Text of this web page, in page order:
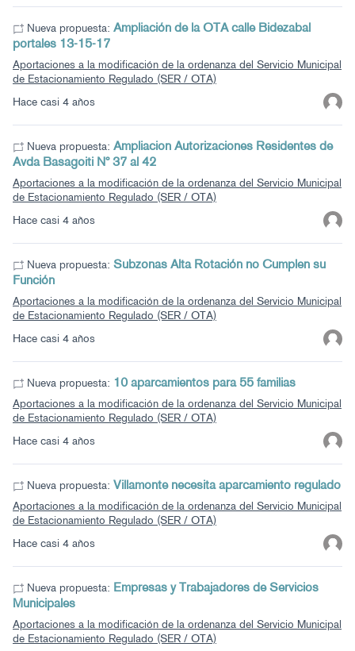
Hace casi 4 años
Nueva propuesta: Ampliación de la OTA calle Bidezabal
portales 13-15-17
Aportaciones a la modificación de la ordenanza del Servicio Municipal
de Estacionamiento Regulado (SER / OTA)
Hace casi 4 años
Nueva propuesta: Ampliacion Autorizaciones Residentes de
Avda Basagoiti Nº 37 al 42
Aportaciones a la modificación de la ordenanza del Servicio Municipal
de Estacionamiento Regulado (SER / OTA)
Hace casi 4 años
Nueva propuesta: Subzonas Alta Rotación no Cumplen su
Función
Aportaciones a la modificación de la ordenanza del Servicio Municipal
de Estacionamiento Regulado (SER / OTA)
Hace casi 4 años
Nueva propuesta: 10 aparcamientos para 55 familias
Aportaciones a la modificación de la ordenanza del Servicio Municipal
de Estacionamiento Regulado (SER / OTA)
Hace casi 4 años
Nueva propuesta: Villamonte necesita aparcamiento regulado
Aportaciones a la modificación de la ordenanza del Servicio Municipal
de Estacionamiento Regulado (SER / OTA)
Nueva propuesta: Empresas y Trabajadores de Servicios
Municipales
Aportaciones a la modificación de la ordenanza del Servicio Municipal
de Estacionamiento Regulado (SER / OTA)